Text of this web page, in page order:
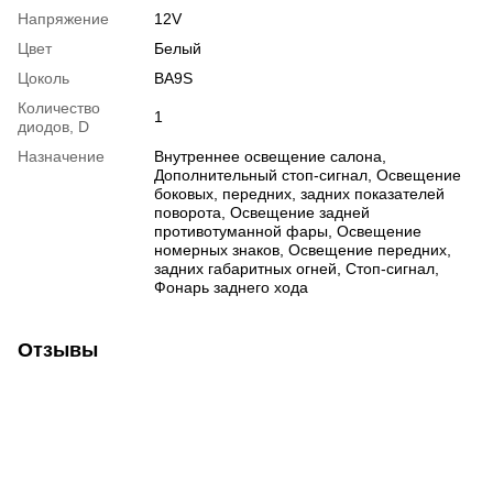
Напряжение
12V
Цвет
Белый
Цоколь
BA9S
Количество
диодов, D
1
Назначение
Внутреннее освещение салона,
Дополнительный стоп-сигнал, Освещение
боковых, передних, задних показателей
поворота, Освещение задней
противотуманной фары, Освещение
номерных знаков, Освещение передних,
задних габаритных огней, Стоп-сигнал,
Фонарь заднего хода
Отзывы